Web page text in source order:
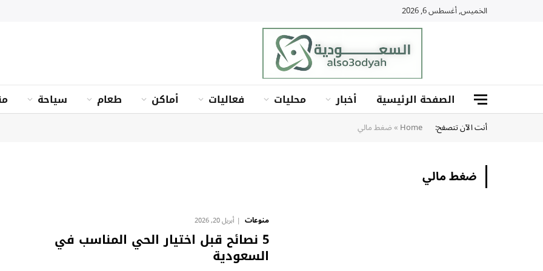
الخميس, أغسطس 6, 2026
الصفحة الرئيسية أخبار محليات فعاليات أماكن طعام سياحة
أنت الآن تتصفح: Home
»ضغط مالي
ضغط مالي
منوعات أبريل 20, 2026
5 نصائح قبل اختيار الحي المناسب في
السعودية